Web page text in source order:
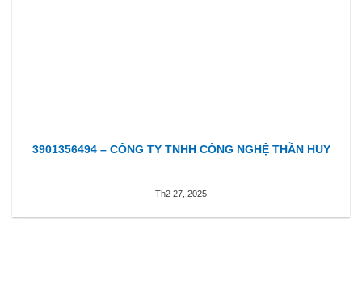
3901356494 – CÔNG TY TNHH CÔNG NGHỆ THẦN HUY
Th2 27, 2025